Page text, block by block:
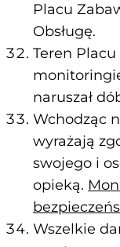
Placu
Obsługę.
Teren
naruszał
Wchodząc
wyrażają
swojego i
opieką.
Wszelkie